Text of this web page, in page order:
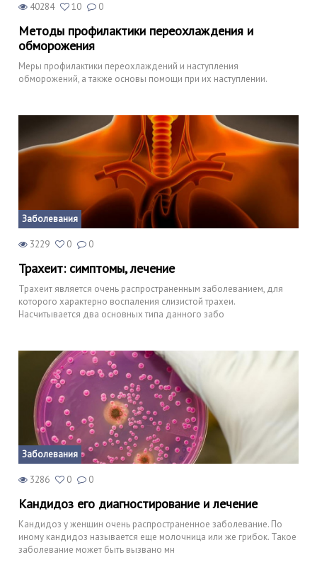
40284 10 0
Методы профилактики переохлаждения и
обморожения
Меры профилактики переохлаждений и наступления
обморожений, а также основы помощи при их наступлении.
Заболевания
3229 0 0
Трахеит: симптомы, лечение
Трахеит является очень распространенным заболеванием, для
которого характерно воспаления слизистой трахеи.
Насчитывается два основных типа данного забо
Заболевания
3286 0 0
Кандидоз его диагностирование и лечение
Кандидоз у женщин очень распространенное заболевание. По
иному кандидоз называется еще молочница или же грибок. Такое
заболевание может быть вызвано мн